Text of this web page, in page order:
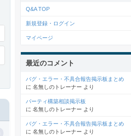
Q&A TOP
新規登録・ログイン
マイページ
最近のコメント
バグ・エラー・不具合報告掲示板まとめ
に 名無しのトレーナー より
パーティ構築相談掲示板
に 名無しのトレーナー より
バグ・エラー・不具合報告掲示板まとめ
に 名無しのトレーナー より